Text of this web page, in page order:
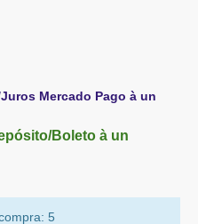
Mercado Pago à un
Boleto à un
5